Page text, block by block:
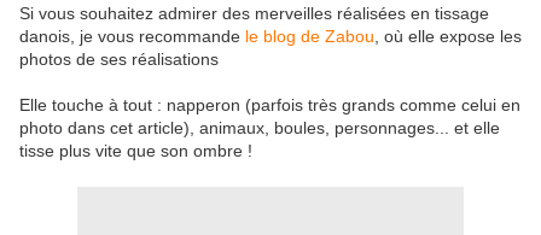
Si vous souhaitez admirer des merveilles réalisées en tissage
danois, je vous recommande le blog de Zabou , où elle expose les
photos de ses réalisations
Elle touche à tout : napperon (parfois très grands comme celui en
photo dans cet article), animaux, boules, personnages... et elle
tisse plus vite que son ombre !